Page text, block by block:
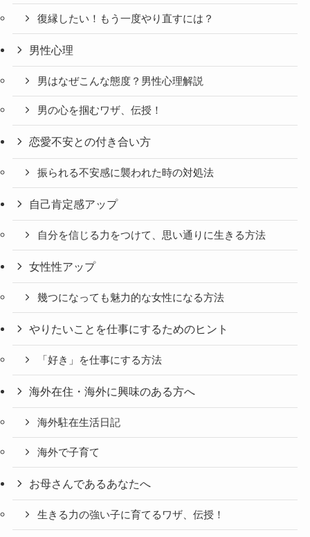
復縁したい！もう一度やり直すには？
男性心理
男はなぜこんな態度？男性心理解説
男の心を掴むワザ、伝授！
恋愛不安との付き合い方
振られる不安感に襲われた時の対処法
自己肯定感アップ
自分を信じる力をつけて、思い通りに生きる方法
女性性アップ
幾つになっても魅力的な女性になる方法
やりたいことを仕事にするためのヒント
「好き」を仕事にする方法
海外在住・海外に興味のある方へ
海外駐在生活日記
海外で子育て
お母さんであるあなたへ
生きる力の強い子に育てるワザ、伝授！